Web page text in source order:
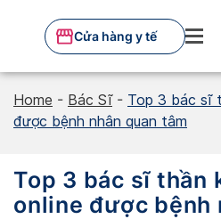
content
Cửa hàng y tế
Home - Bác Sĩ- Top 3 bác sĩ
được bệnh nhân quan tâm
Top 3 bác sĩ thần
online được bệnh